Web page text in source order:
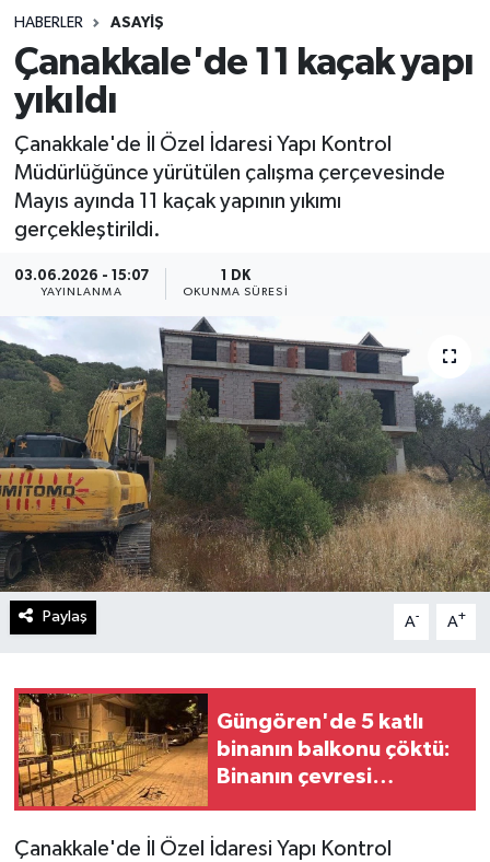
HABERLER ASAYIŞ
Çanakkale'de 11 kaçak yapı
yıkıldı
Çanakkale'de İl Özel İdaresi Yapı Kontrol
Müdürlüğünce yürütülen çalışma çerçevesinde
Mayıs ayında 11 kaçak yapının yıkımı
gerçekleştirildi.
03.06.2026 - 15:07
YAYINLANMA
1 DK
OKUNMA SÜRESI
Paylaş A- A+
Güngören'de 5 katlı
binanın balkonu çöktü:
Binanın çevresi
Çanakkale'de İl Özel İdaresi Yapı Kontrol
Spor
Teknoloji
Yaşam